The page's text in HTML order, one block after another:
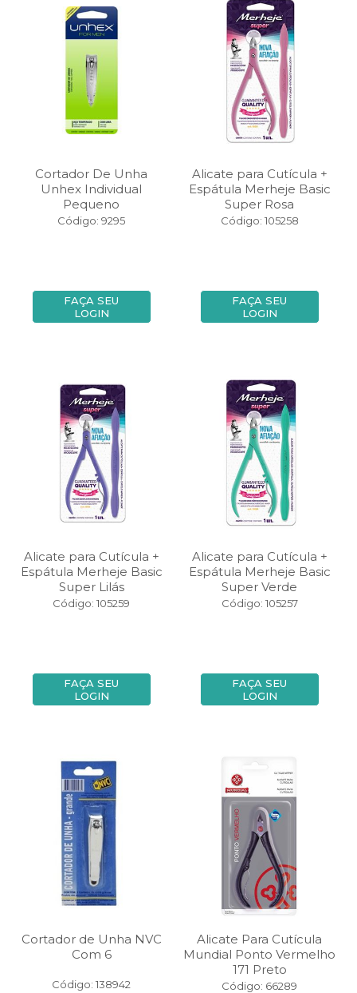
Cortador De Unha
Unhex Individual
Pequeno
Código: 9295
FAÇA SEU
LOGIN
Alicate para Cutícula +
Espátula Merheje Basic
Super Rosa
Código: 105258
FAÇA SEU
LOGIN
Alicate para Cutícula +
Espátula Merheje Basic
Super Lilás
Código: 105259
FAÇA SEU
LOGIN
Alicate para Cutícula +
Espátula Merheje Basic
Super Verde
Código: 105257
FAÇA SEU
LOGIN
Cortador de Unha NVC
Com 6
Código: 138942
Alicate Para Cutícula
Mundial Ponto Vermelho
171 Preto
Código: 66289